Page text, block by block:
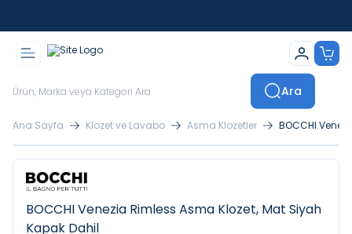
Ara
Ana Sayfa Klozet ve Lavabo Asma Klozetler BOCCHI
BOCCHI Venezia Rimless Asma Klozet, Mat Siyah
Kapak Dahil